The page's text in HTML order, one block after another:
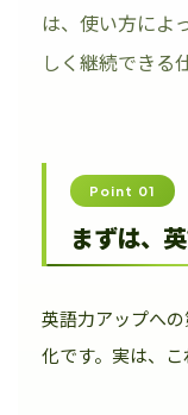
は、使い方によ
しく継続できる
Point 01
まずは、
英語力アップへ
化です。実は、こ